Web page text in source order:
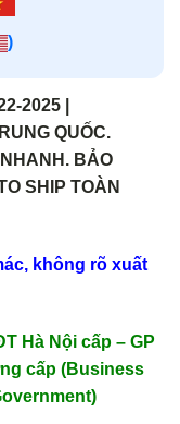
)
2025 |
QUỐC.
BẢO
SHIP TOÀN
không rõ xuất
Hà Nội cấp – GP
cấp (Business